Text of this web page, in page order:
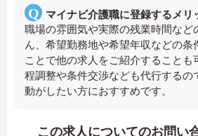
マイナビ介護職に登録するメリ
職場の雰囲気や実際の残業時間など
ん、希望勤務地や希望年収などの条
ことで他の求人をご紹介することも
程調整や条件交渉なども代行するの
動がしたい方におすすめです。
この求人についてのお問い